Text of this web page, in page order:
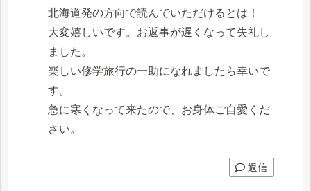
北海道発の方向で読んでいただけるとは！
大変嬉しいです。お返事が遅くなって失礼し
ました。
楽しい修学旅行の一助になれましたら幸いで
す。
急に寒くなって来たので、お身体ご自愛くだ
さい。
返信